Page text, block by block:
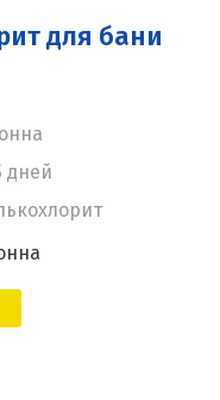
для бани
дней